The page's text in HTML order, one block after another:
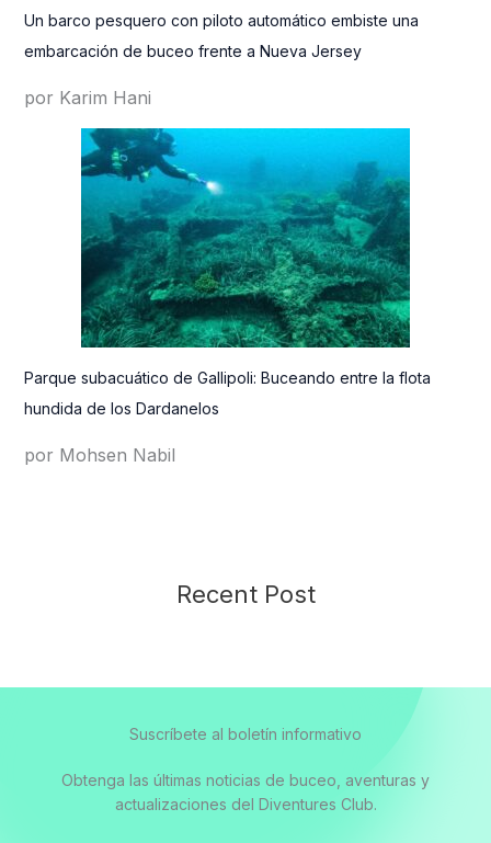
Un barco pesquero con piloto automático embiste una
embarcación de buceo frente a Nueva Jersey
por Karim Hani
Parque subacuático de Gallipoli: Buceando entre la flota
hundida de los Dardanelos
por Mohsen Nabil
Recent Post
Suscríbete al boletín informativo
Obtenga las últimas noticias de buceo, aventuras y
actualizaciones del Diventures Club.